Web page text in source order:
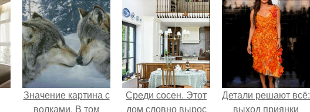
Значение картина с
волками. В том
Среди сосен. Этот
дом словно вырос
Детали решают всё:
выход приянки